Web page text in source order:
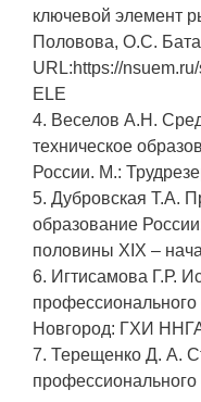
ключевой элемент
Половова, О.С.
URL:https://
ELE
4. Веселов А.Н.
техническое
России. М.:
5. Дубровская Т.А.
образование
половины XIX –
6. Игтисамова Г.Р.
Новгород: ГХИ
7. Терещенко Д. А.